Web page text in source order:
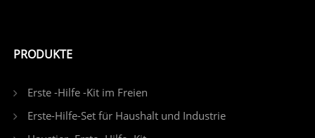
PRODUKTE
Erste -Hilfe -Kit im Freien
Erste-Hilfe-Set für Haushalt und Industrie